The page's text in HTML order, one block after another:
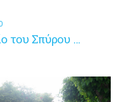
του Σπύρου …